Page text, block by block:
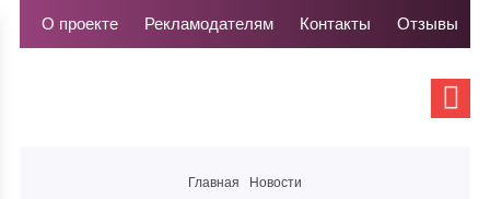
О проекте Рекламодателям Контакты Отзывы
Главная Новости